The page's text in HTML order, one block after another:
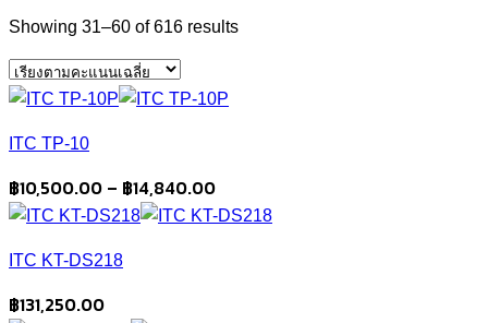
Showing 31–60 of 616 resultsSorted
ITC TP-10
฿10,500.00 – ฿14,840.00Price
range:
ITC KT-DS218
฿131,250.00